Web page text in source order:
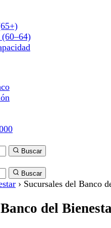
Buscar
Buscar
› Sucursales del Banco
del